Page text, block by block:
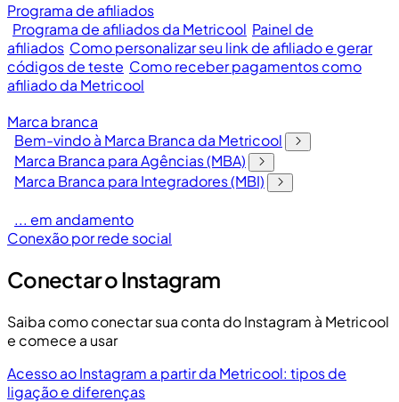
Programa de afiliados
Programa de afiliados da Metricool Painel de
afiliados Como personalizar seu link de afiliado e gerar
códigos de teste Como receber pagamentos como
afiliado da Metricool
Marca branca
Bem-vindo à Marca Branca da Metricool
Marca Branca para Agências (MBA)
Marca Branca para Integradores (MBI)
... em andamento
Conexão por rede social
Conectar o Instagram
Saiba como conectar sua conta do Instagram à Metricool
e comece a usar
Acesso ao Instagram a partir da Metricool: tipos de
ligação e diferenças